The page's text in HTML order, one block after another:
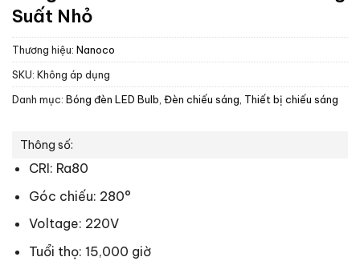
Suất Nhỏ
Thương hiệu: Nanoco
SKU: Không áp dụng
Danh mục: Bóng đèn LED Bulb, Đèn chiếu sáng, Thiết bị chiếu sáng
Thông số:
CRI: Ra80
Góc chiếu: 280°
Voltage: 220V
Tuổi thọ: 15,000 giờ